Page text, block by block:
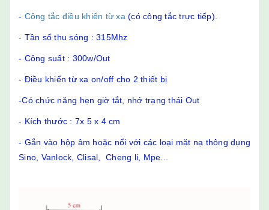
- Công tắc điều khiển từ xa (có công tắc trực tiếp).
- Tần số thu sóng : 315Mhz
- Công suất : 300w/Out
- Điều khiển từ xa on/off cho 2 thiết bị
-Có chức năng hẹn giờ tắt, nhớ trạng thái Out
- Kích thước : 7x 5 x 4 cm
- Gắn vào hộp âm hoặc nổi với các loại mặt nạ thông dụng
Sino, Vanlock, Clisal, Cheng li, Mpe...